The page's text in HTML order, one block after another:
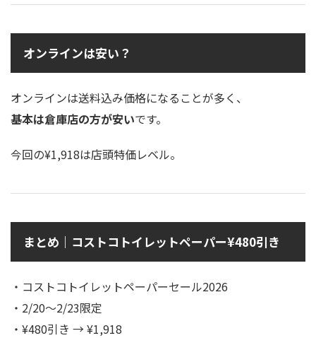
オンラインは安い？
オンラインは送料込み価格になることが多く、
基本は倉庫店の方が安いです。
今回の¥1,918は店頭特価レベル。
まとめ｜コストコトイレットペーパー¥480引き
・コストコトイレットペーパーセール2026
・2/20〜2/23限定
・¥480引き → ¥1,918